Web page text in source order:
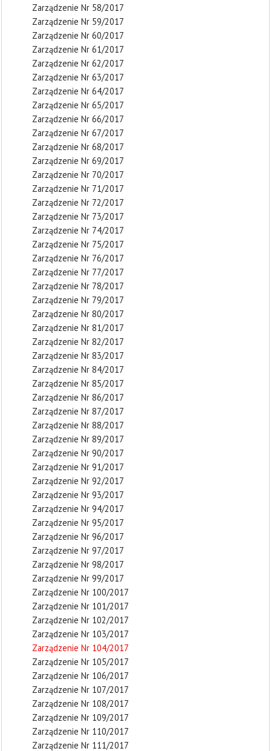
Zarządzenie Nr 58/2017
Zarządzenie Nr 59/2017
Zarządzenie Nr 60/2017
Zarządzenie Nr 61/2017
Zarządzenie Nr 62/2017
Zarządzenie Nr 63/2017
Zarządzenie Nr 64/2017
Zarządzenie Nr 65/2017
Zarządzenie Nr 66/2017
Zarządzenie Nr 67/2017
Zarządzenie Nr 68/2017
Zarządzenie Nr 69/2017
Zarządzenie Nr 70/2017
Zarządzenie Nr 71/2017
Zarządzenie Nr 72/2017
Zarządzenie Nr 73/2017
Zarządzenie Nr 74/2017
Zarządzenie Nr 75/2017
Zarządzenie Nr 76/2017
Zarządzenie Nr 77/2017
Zarządzenie Nr 78/2017
Zarządzenie Nr 79/2017
Zarządzenie Nr 80/2017
Zarządzenie Nr 81/2017
Zarządzenie Nr 82/2017
Zarządzenie Nr 83/2017
Zarządzenie Nr 84/2017
Zarządzenie Nr 85/2017
Zarządzenie Nr 86/2017
Zarządzenie Nr 87/2017
Zarządzenie Nr 88/2017
Zarządzenie Nr 89/2017
Zarządzenie Nr 90/2017
Zarządzenie Nr 91/2017
Zarządzenie Nr 92/2017
Zarządzenie Nr 93/2017
Zarządzenie Nr 94/2017
Zarządzenie Nr 95/2017
Zarządzenie Nr 96/2017
Zarządzenie Nr 97/2017
Zarządzenie Nr 98/2017
Zarządzenie Nr 99/2017
Zarządzenie Nr 100/2017
Zarządzenie Nr 101/2017
Zarządzenie Nr 102/2017
Zarządzenie Nr 103/2017
Zarządzenie Nr 104/2017
Zarządzenie Nr 105/2017
Zarządzenie Nr 106/2017
Zarządzenie Nr 107/2017
Zarządzenie Nr 108/2017
Zarządzenie Nr 109/2017
Zarządzenie Nr 110/2017
Zarządzenie Nr 111/2017